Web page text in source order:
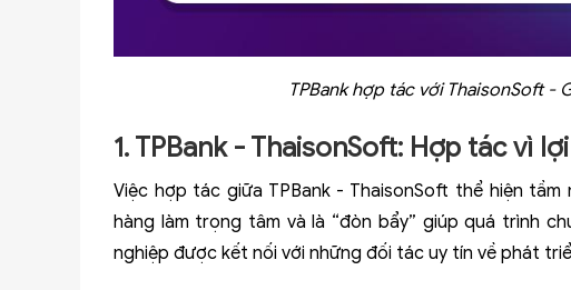
TPBank hợp tác với ThaisonSoft -
1. TPBank - ThaisonSoft: Hợp tác vì
Việc hợp tác giữa TPBank - ThaisonSoft thể hiện
hàng làm trọng tâm và là “đòn bẩy” giúp quá trình
nghiệp được kết nối với những đối tác uy tín về phát